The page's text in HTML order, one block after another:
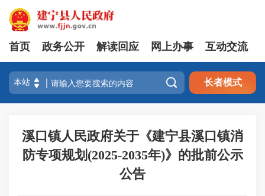
首页 政务公开 解读回应 网上办事 互动交流
 长者模式
溪口镇人民政府关于《建宁县溪口镇消
防专项规划(2025-2035年)》的批前公示
公告